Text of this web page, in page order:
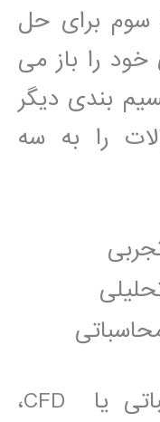
سوم برای حل
را باز می
بندی ديگر
را به سه
ديناميک سيالات محاسباتی يا CFD،